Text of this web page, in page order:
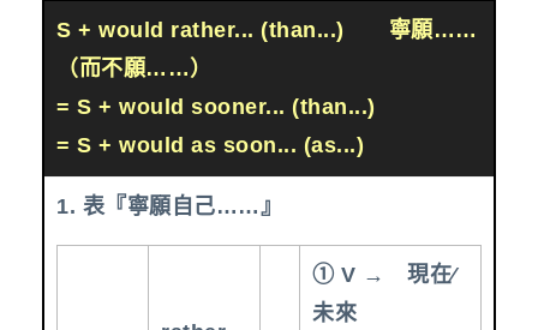
S + would rather... (than...) 寧願……
（而不願……）
= S + would sooner... (than...)
= S + would as soon... (as...)
1. 表『寧願自己……』
① V → 現在∕
未來